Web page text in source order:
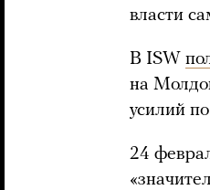
власти
В ISW
на
усилий
24